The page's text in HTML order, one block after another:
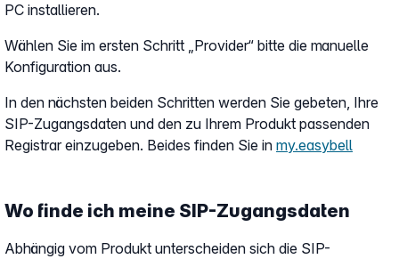
PC installieren.
Wählen Sie im ersten Schritt „Provider“ bitte die manuelle
Konfiguration aus.
In den nächsten beiden Schritten werden Sie gebeten, Ihre
SIP-Zugangsdaten und den zu Ihrem Produkt passenden
Registrar einzugeben. Beides finden Sie in my.easybell
Wo finde ich meine SIP-Zugangsdaten
Abhängig vom Produkt unterscheiden sich die SIP-